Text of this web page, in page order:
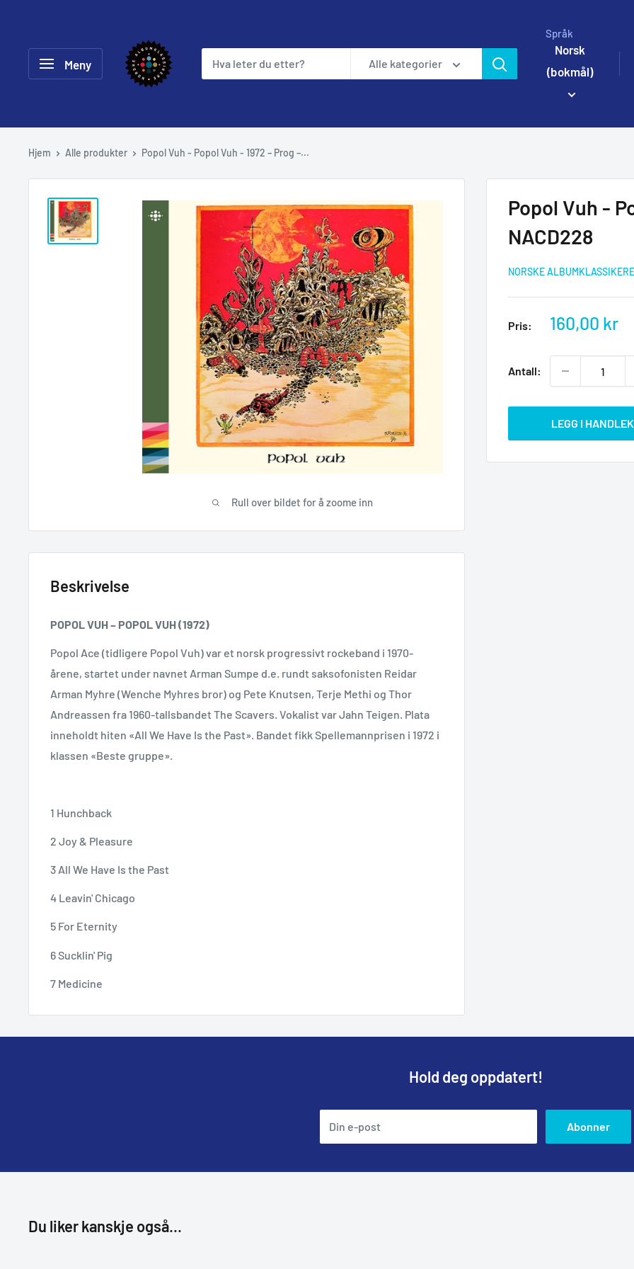
innholdet
Meny
Norske
Albumklassikere
Alle kategorier
Språk
Norsk
(bokmål)
Hjem Alle produkter Popol Vuh - Popol Vuh - 1972 – Prog –...
Rull over bildet for å zoome inn
Popol Vuh -
NACD228
NORSKE ALBUMKLASSIKERE
Pris: Salgspris
160,00 kr
Antall:
LEGG I
Beskrivelse
POPOL VUH – POPOL VUH (1972)
Popol Ace (tidligere Popol Vuh) var et norsk progressivt rockeband i 1970-
årene, startet under navnet Arman Sumpe d.e. rundt saksofonisten Reidar
Arman Myhre (Wenche Myhres bror) og Pete Knutsen, Terje Methi og Thor
Andreassen fra 1960-tallsbandet The Scavers. Vokalist var Jahn Teigen. Plata
inneholdt hiten «All We Have Is the Past». Bandet fikk Spellemannprisen i 1972 i
klassen «Beste gruppe».
1 Hunchback
2 Joy & Pleasure
3 All We Have Is the Past
4 Leavin' Chicago
5 For Eternity
6 Sucklin' Pig
7 Medicine
Hold deg oppdatert!
Din e-post Abonner
Du liker kanskje også...